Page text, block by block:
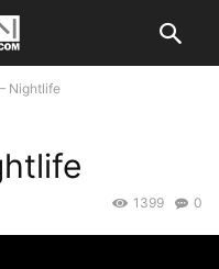
Nightlife
0
1399